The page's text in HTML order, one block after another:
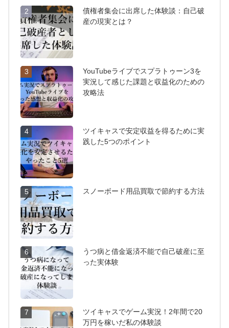
2
債権者集会に出席した体験談：自己破
産の現実とは？
3
YouTubeライブでスプラトゥーン3を
実況して感じた課題と収益化のための
攻略法
4
ツイキャスで安定収益を得るために実
践した5つのポイント
5 スノーボード用品買取で節約する方法
6
うつ病と借金返済不能で自己破産に至
った実体験
7
ツイキャスでゲーム実況！2年間で20
万円を稼いだ私の体験談